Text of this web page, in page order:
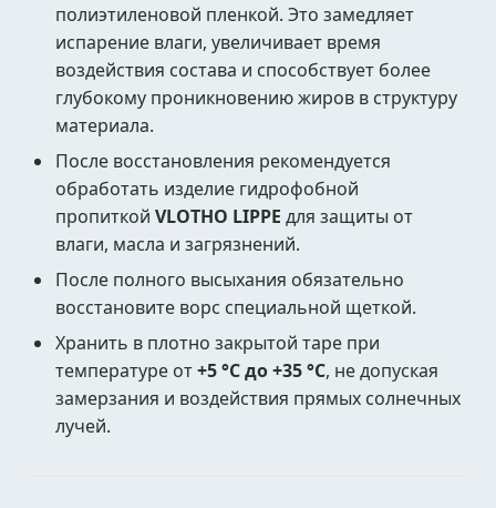
полиэтиленовой пленкой. Это замедляет
испарение влаги, увеличивает время
воздействия состава и способствует более
глубокому проникновению жиров в структуру
материала.
После восстановления рекомендуется
обработать изделие гидрофобной
пропиткойVLOTHO LIPPE для защиты от
влаги, масла и загрязнений.
После полного высыхания обязательно
восстановите ворс специальной щеткой.
Хранить в плотно закрытой таре при
температуре от+5 °C до +35 °C, не допуская
замерзания и воздействия прямых солнечных
лучей.